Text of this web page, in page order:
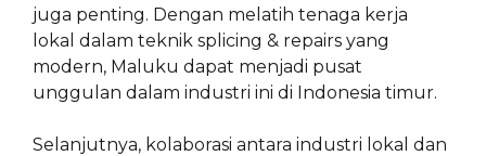
juga penting. Dengan melatih tenaga kerja
lokal dalam teknik splicing & repairs yang
modern, Maluku dapat menjadi pusat
unggulan dalam industri ini di Indonesia timur.
Selanjutnya, kolaborasi antara industri lokal dan